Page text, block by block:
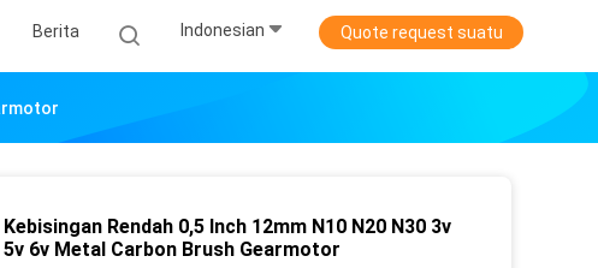
Berita Indonesian Quote request suatu
Kebisingan Rendah 0,5 Inch 12mm N10 N20 N30 3v
5v 6v Metal Carbon Brush Gearmotor